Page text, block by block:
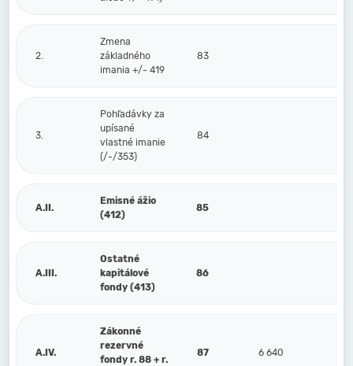
2.
Zmena
základného
imania +/- 419
83
3.
Pohľadávky za
upísané
vlastné imanie
(/-/353)
84
A.II.
Emisné ážio
(412)
85
A.III.
Ostatné
kapitálové
fondy (413)
86
A.IV.
Zákonné
rezervné
fondy r. 88 + r.
87 6 640